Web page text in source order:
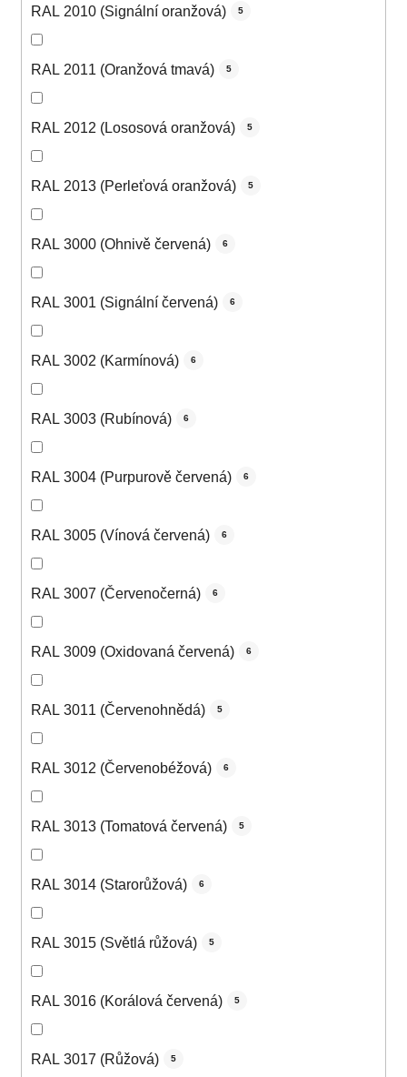
RAL 2010 (Signální oranžová) 5
RAL 2011 (Oranžová tmavá) 5
RAL 2012 (Lososová oranžová) 5
RAL 2013 (Perleťová oranžová) 5
RAL 3000 (Ohnivě červená) 6
RAL 3001 (Signální červená) 6
RAL 3002 (Karmínová) 6
RAL 3003 (Rubínová) 6
RAL 3004 (Purpurově červená) 6
RAL 3005 (Vínová červená) 6
RAL 3007 (Červenočerná) 6
RAL 3009 (Oxidovaná červená) 6
RAL 3011 (Červenohnědá) 5
RAL 3012 (Červenobéžová) 6
RAL 3013 (Tomatová červená) 5
RAL 3014 (Starorůžová) 6
RAL 3015 (Světlá růžová) 5
RAL 3016 (Korálová červená) 5
RAL 3017 (Růžová) 5